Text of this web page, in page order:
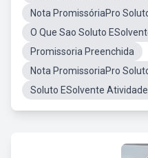
Nota PromissóriaPro
O Que Sao Soluto
Promissoria Preenchida
Nota PromissoriaPro
Soluto ESolvente Atividade